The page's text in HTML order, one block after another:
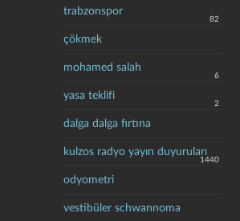
trabzonspor
82
çökmek
mohamed salah
6
yasa teklifi
2
dalga dalga fırtına
kulzos radyo yayın duyuruları
1440
odyometri
vestibüler schwannoma